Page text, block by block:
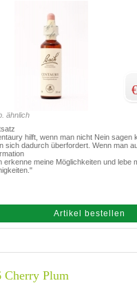
ähnlich
hilft, wenn man nicht Nein sagen
sich dadurch überfordert. Wenn man
erkenne meine Möglichkeiten und lebe
Artikel bestellen
Cherry Plum